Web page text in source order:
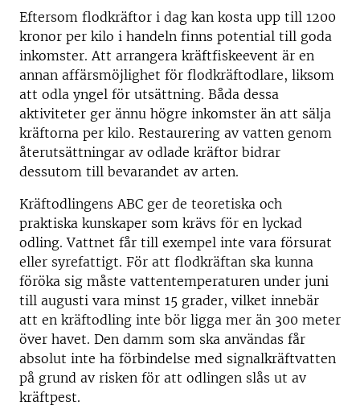
Eftersom flodkräftor i dag kan kosta upp till 1200
kronor per kilo i handeln finns potential till goda
inkomster. Att arrangera kräftfiskeevent är en
annan affärsmöjlighet för flodkräftodlare, liksom
att odla yngel för utsättning. Båda dessa
aktiviteter ger ännu högre inkomster än att sälja
kräftorna per kilo. Restaurering av vatten genom
återutsättningar av odlade kräftor bidrar
dessutom till bevarandet av arten.
Kräftodlingens ABC ger de teoretiska och
praktiska kunskaper som krävs för en lyckad
odling. Vattnet får till exempel inte vara försurat
eller syrefattigt. För att flodkräftan ska kunna
föröka sig måste vattentemperaturen under juni
till augusti vara minst 15 grader, vilket innebär
att en kräftodling inte bör ligga mer än 300 meter
över havet. Den damm som ska användas får
absolut inte ha förbindelse med signalkräftvatten
på grund av risken för att odlingen slås ut av
kräftpest.